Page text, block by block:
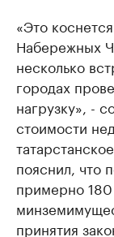
«Это
Набережных
несколько
городах
нагрузку», -
стоимости
пояснил, что
примерно
принятия